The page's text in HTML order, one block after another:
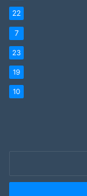
22
7
23
19
10